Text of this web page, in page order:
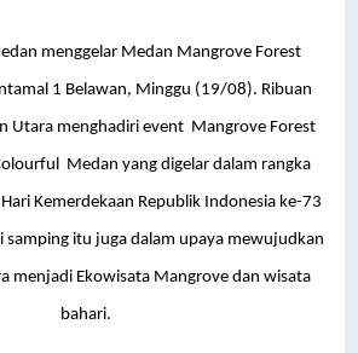
menggelar Medan Mangrove Forest
1 Belawan, Minggu (19/08). Ribuan
Utara menghadiri event Mangrove Forest
Medan yang digelar dalam rangka
Kemerdekaan Republik Indonesia ke-73
itu juga dalam upaya mewujudkan
menjadi Ekowisata Mangrove dan wisata
bahari.